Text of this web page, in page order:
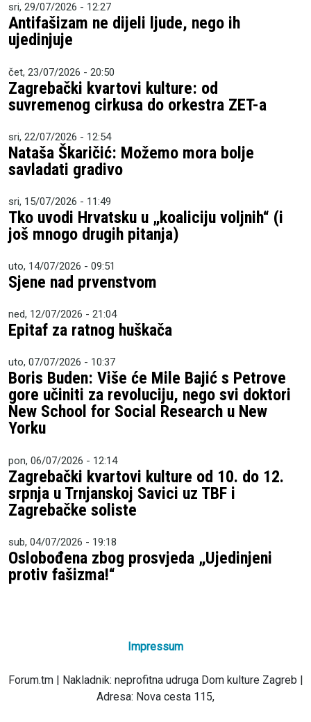
sri, 29/07/2026 - 12:27
Antifašizam ne dijeli ljude, nego ih
ujedinjuje
čet, 23/07/2026 - 20:50
Zagrebački kvartovi kulture: od
suvremenog cirkusa do orkestra ZET-a
sri, 22/07/2026 - 12:54
Nataša Škaričić: Možemo mora bolje
savladati gradivo
sri, 15/07/2026 - 11:49
Tko uvodi Hrvatsku u „koaliciju voljnih“ (i
još mnogo drugih pitanja)
uto, 14/07/2026 - 09:51
Sjene nad prvenstvom
ned, 12/07/2026 - 21:04
Epitaf za ratnog huškača
uto, 07/07/2026 - 10:37
Boris Buden: Više će Mile Bajić s Petrove
gore učiniti za revoluciju, nego svi doktori
New School for Social Research u New
Yorku
pon, 06/07/2026 - 12:14
Zagrebački kvartovi kulture od 10. do 12.
srpnja u Trnjanskoj Savici uz TBF i
Zagrebačke soliste
sub, 04/07/2026 - 19:18
Oslobođena zbog prosvjeda „Ujedinjeni
protiv fašizma!“
Impressum
Forum.tm | Nakladnik: neprofitna udruga Dom kulture Zagreb |
Adresa: Nova cesta 115,